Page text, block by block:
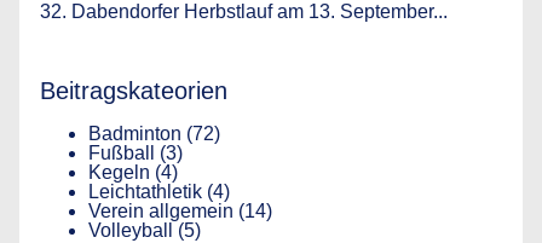
32. Dabendorfer Herbstlauf am 13. September...
Beitragskateorien
Badminton (72)
Fußball
(3)
Kegeln (4)
Leichtathletik(4)
Verein allgemein (14)
Volleyball
(5)